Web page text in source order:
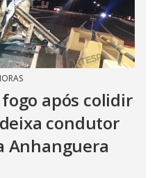
após colidir
condutor
Anhanguera